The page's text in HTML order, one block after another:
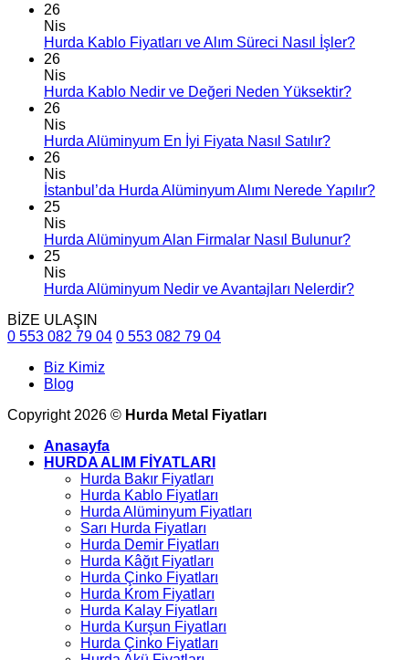
26
Nis
Hurda Kablo Fiyatları ve Alım Süreci Nasıl İşler?
26
Nis
Hurda Kablo Nedir ve Değeri Neden Yüksektir?
26
Nis
Hurda Alüminyum En İyi Fiyata Nasıl Satılır?
26
Nis
İstanbul’da Hurda Alüminyum Alımı Nerede Yapılır?
25
Nis
Hurda Alüminyum Alan Firmalar Nasıl Bulunur?
25
Nis
Hurda Alüminyum Nedir ve Avantajları Nelerdir?
BİZE ULAŞIN
0 553 082 79 04 0 553 082 79 04
Biz Kimiz
Blog
Copyright 2026 © Hurda Metal Fiyatları
Anasayfa
HURDA ALIM FİYATLARI
Hurda Bakır Fiyatları
Hurda Kablo Fiyatları
Hurda Alüminyum Fiyatları
Sarı Hurda Fiyatları
Hurda Demir Fiyatları
Hurda Kâğıt Fiyatları
Hurda Çinko Fiyatları
Hurda Krom Fiyatları
Hurda Kalay Fiyatları
Hurda Kurşun Fiyatları
Hurda Çinko Fiyatları